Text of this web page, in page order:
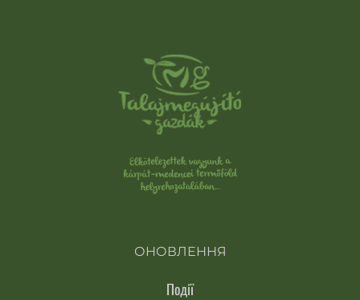
ОНОВЛЕННЯ
Події